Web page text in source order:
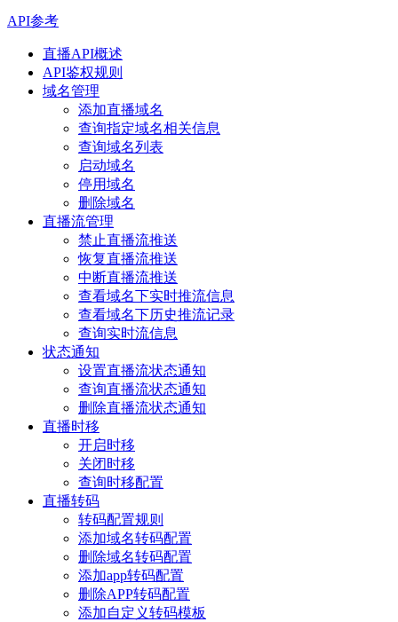
API参考
直播API概述
API鉴权规则
域名管理
添加直播域名
查询指定域名相关信息
查询域名列表
启动域名
停用域名
删除域名
直播流管理
禁止直播流推送
恢复直播流推送
中断直播流推送
查看域名下实时推流信息
查看域名下历史推流记录
查询实时流信息
状态通知
设置直播流状态通知
查询直播流状态通知
删除直播流状态通知
直播时移
开启时移
关闭时移
查询时移配置
直播转码
转码配置规则
添加域名转码配置
删除域名转码配置
添加app转码配置
删除APP转码配置
添加自定义转码模板